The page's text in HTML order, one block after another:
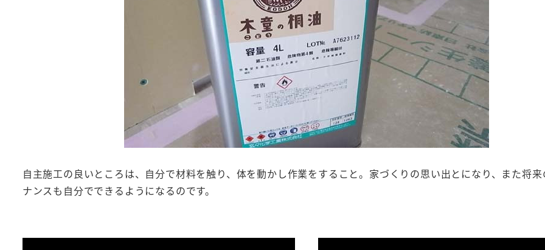
自主施工の良いところは、自分で材料を触り、体を動かし作業をすること。家づくりの思い出とになり、また将
ナンスも自分でできるようになるのです。